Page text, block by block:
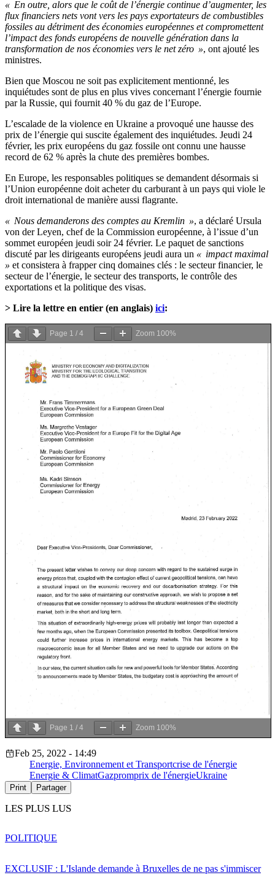
« En outre, alors que le coût de l’énergie continue d’augmenter, les
flux financiers nets vont vers les pays exportateurs de combustibles
fossiles au détriment des économies européennes et compromettent
l’impact des fonds européens de nouvelle génération dans la
transformation de nos économies vers le net zéro », ont ajouté les
ministres.
Bien que Moscou ne soit pas explicitement mentionné, les
inquiétudes sont de plus en plus vives concernant l’énergie fournie
par la Russie, qui fournit 40 % du gaz de l’Europe.
L’escalade de la violence en Ukraine a provoqué une hausse des
prix de l’énergie qui suscite également des inquiétudes. Jeudi 24
février, les prix européens du gaz fossile ont connu une hausse
record de 62 % après la chute des premières bombes.
En Europe, les responsables politiques se demandent désormais si
l’Union européenne doit acheter du carburant à un pays qui viole le
droit international de manière aussi flagrante.
« Nous demanderons des comptes au Kremlin », a déclaré Ursula
von der Leyen, chef de la Commission européenne, à l’issue d’un
sommet européen jeudi soir 24 février. Le paquet de sanctions
discuté par les dirigeants européens jeudi aura un « impact maximal
» et consistera à frapper cinq domaines clés : le secteur financier, le
secteur de l’énergie, le secteur des transports, le contrôle des
exportations et la politique des visas.
> Lire la lettre en entier (en anglais) ici:
Page 1 / 4 Zoom 100%
Page 1 / 4 Zoom 100%
Feb 25, 2022 - 14:49
Energie, Environnement et Transportcrise de l'énergie
Energie & ClimatGazpromprix de l'énergieUkraine
Print Partager
LES PLUS LUS
EXCLUSIF : L'Islande demande à Bruxelles de ne pas s'immiscer
POLITIQUE